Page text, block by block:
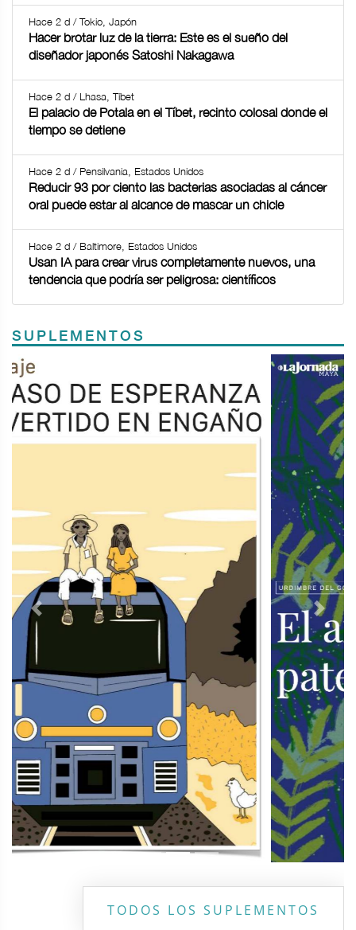
Hace 2 d / Tokio, Japón
Hacer brotar luz de la tierra: Este es el sueño del
diseñador japonés Satoshi Nakagawa
Hace 2 d / Lhasa, Tíbet
El palacio de Potala en el Tíbet, recinto colosal donde el
tiempo se detiene
Hace 2 d / Pensilvania, Estados Unidos
Reducir 93 por ciento las bacterias asociadas al cáncer
oral puede estar al alcance de mascar un chicle
Hace 2 d / Baltimore, Estados Unidos
Usan IA para crear virus completamente nuevos, una
tendencia que podría ser peligrosa: científicos
SUPLEMENTOS
Previous Next
TODOS LOS SUPLEMENTOS